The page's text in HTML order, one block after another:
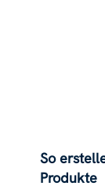
So
Produkte